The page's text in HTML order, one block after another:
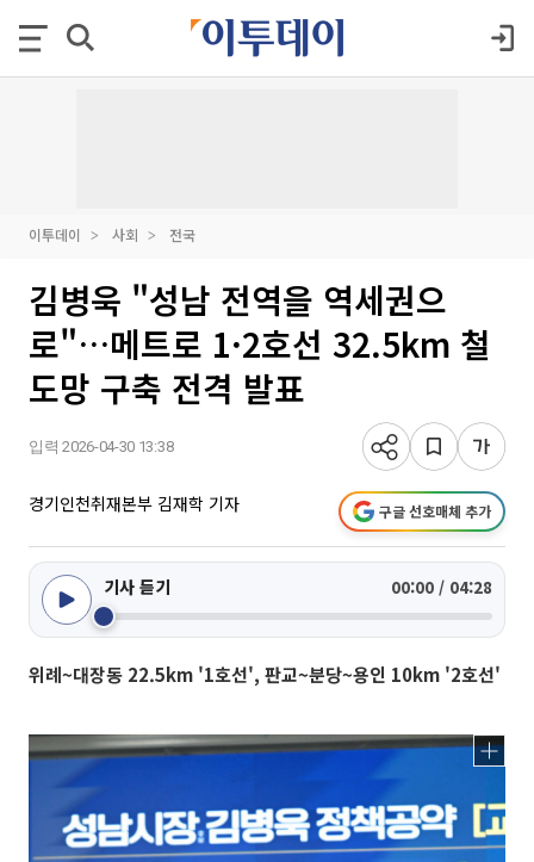
이투데이 사회 전국
김병욱 "성남 전역을 역세권으
로"…메트로 1·2호선 32.5km 철
도망 구축 전격 발표
입력 2026-04-30 13:38
경기인천취재본부 김재학 기자 구글 선호매체 추가
기사 듣기 00:00 / 04:28
위례~대장동 22.5km '1호선', 판교~분당~용인 10km '2호선'